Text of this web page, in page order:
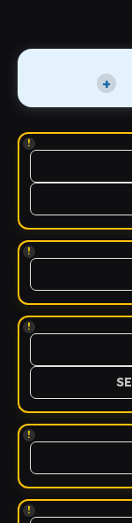
+
!
!
!
!
!